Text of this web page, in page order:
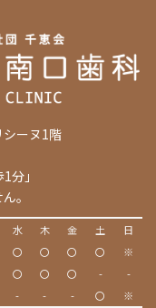
ーヌ1階
分」
。
水 木 金 土
日
〇 〇 〇 〇
※
〇 〇 〇 -
-
- - - 〇 ※